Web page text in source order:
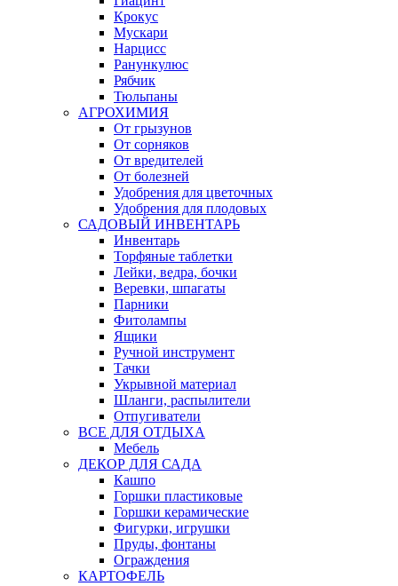
Крокус
Мускари
Нарцисс
Ранункулюс
Рябчик
Тюльпаны
АГРОХИМИЯ
От грызунов
От сорняков
От вредителей
От болезней
Удобрения для цветочных
Удобрения для плодовых
САДОВЫЙ ИНВЕНТАРЬ
Инвентарь
Торфяные таблетки
Лейки, ведра, бочки
Веревки, шпагаты
Парники
Фитолампы
Ящики
Ручной инструмент
Тачки
Укрывной материал
Шланги, распылители
Отпугиватели
ВСЕ ДЛЯ ОТДЫХА
Мебель
ДЕКОР ДЛЯ САДА
Кашпо
Горшки пластиковые
Горшки керамические
Фигурки, игрушки
Пруды, фонтаны
Ограждения
КАРТОФЕЛЬ